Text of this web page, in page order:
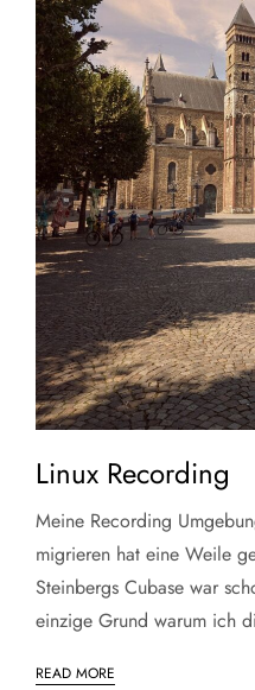
Linux Recording
Meine Recording
migrieren hat eine Weile
Steinbergs Cubase war
einzige Grund warum ich
READ MORE